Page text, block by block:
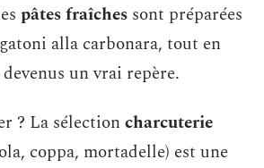
pâtes fraîches sont préparées
alla carbonara, tout en
un vrai repère.
? La sélectioncharcuterie
coppa, mortadelle) est une